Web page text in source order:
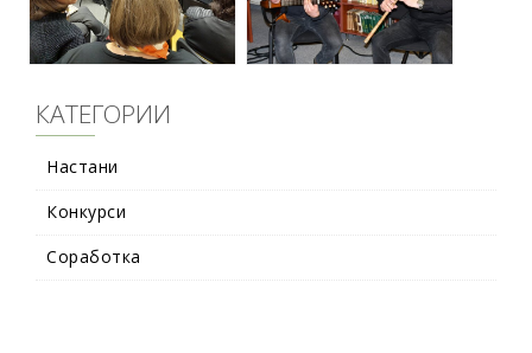
КАТЕГОРИИ
Настани
Конкурси
Соработка